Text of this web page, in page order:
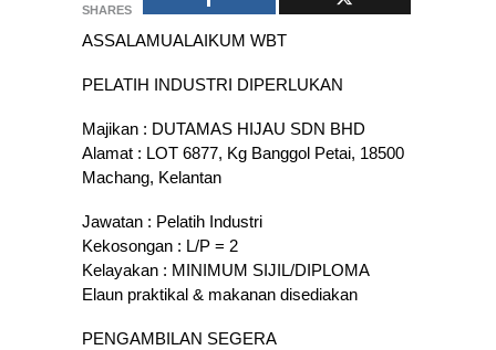
SHARES
ASSALAMUALAIKUM WBT
PELATIH INDUSTRI DIPERLUKAN
Majikan : DUTAMAS HIJAU SDN BHD
Alamat : LOT 6877, Kg Banggol Petai, 18500
Machang, Kelantan
Jawatan : Pelatih Industri
Kekosongan : L/P = 2
Kelayakan : MINIMUM SIJIL/DIPLOMA
Elaun praktikal & makanan disediakan
PENGAMBILAN SEGERA